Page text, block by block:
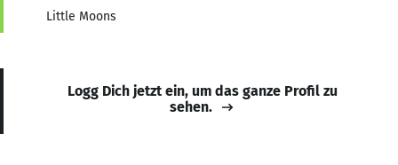
Little Moons
Logg Dich jetzt ein, um das ganze Profil zu
sehen.